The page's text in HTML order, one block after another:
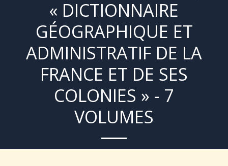
« DICTIONNAIRE
GÉOGRAPHIQUE ET
ADMINISTRATIF DE LA
FRANCE ET DE SES
COLONIES » - 7
VOLUMES